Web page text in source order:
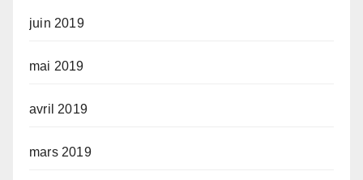
juin 2019
mai 2019
avril 2019
mars 2019